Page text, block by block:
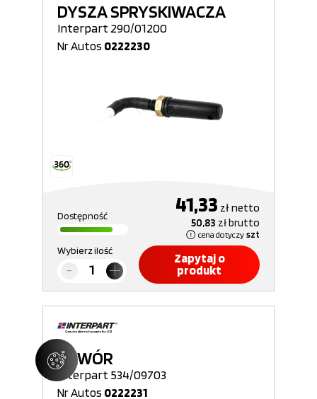
DYSZA SPRYSKIWACZA
Interpart 290/01200
Nr Autos 0222230
Dostępność 41,33 złnetto
50,83 złbrutto
cena dotyczy szt
Wybierz ilość
Zapytaj o
produkt
ZAWÓR
Interpart 534/09703
Nr Autos 0222231